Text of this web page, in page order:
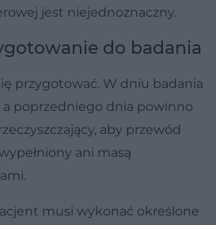
jest niejednoznaczny.
do badania
przygotować. W dniu badania
a poprzedniego dnia powinno
aby przewód
ani masą
musi wykonać określone